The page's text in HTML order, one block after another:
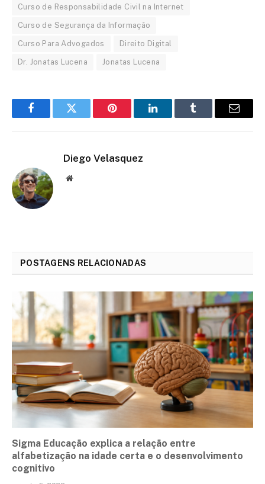
Curso de Responsabilidade Civil na Internet
Curso de Segurança da Informação
Curso Para Advogados Direito Digital
Dr. Jonatas Lucena Jonatas Lucena
FacebookTwitter Pinterest LinkedInTumblr Email
Diego Velasquez
Website
POSTAGENS RELACIONADAS
Sigma Educação explica a relação entre
alfabetização na idade certa e o desenvolvimento
cognitivo